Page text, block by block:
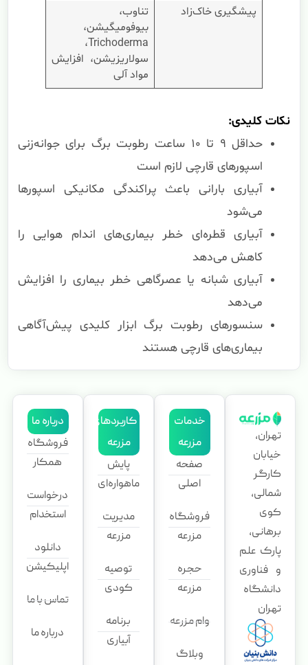
پیشگیری خاک‌زاد
تناوب،
بیوفومیگیشن،
Trichoderma،
سولاریزیشن، افزایش
مواد آلی
نکات کلیدی:
حداقل ۹ تا ۱۰ ساعت رطوبت برگ برای جوانه‌زنی
اسپورهای قارچی لازم است
آبیاری بارانی باعث پراکندگی مکانیکی اسپورها
می‌شود
آبیاری قطره‌ای خطر بیماری‌های اندام هوایی را
کاهش می‌دهد
آبیاری شبانه یا عصرگاهی خطر بیماری را افزایش
می‌دهد
سنسورهای رطوبت برگ ابزار کلیدی پیش‌آگاهی
بیماری‌های قارچی هستند
تهران،
خیابان
کارگر
شمالی،
کوی
برهانی،
پارک علم
و فناوری
دانشگاه
تهران
خدمات
مزرعه
صفحه
اصلی
فروشگاه
مزرعه
حجره
مزرعه
وام مزرعه
وبلاگ
کاربردهای
مزرعه
پایش
ماهواره‌ای
مدیریت
مزرعه
توصیه
کودی
برنامه
آبیاری
درباره ما
فروشگاه
همکار
درخواست
استخدام
دانلود
اپلیکیشن
تماس با ما
درباره ما